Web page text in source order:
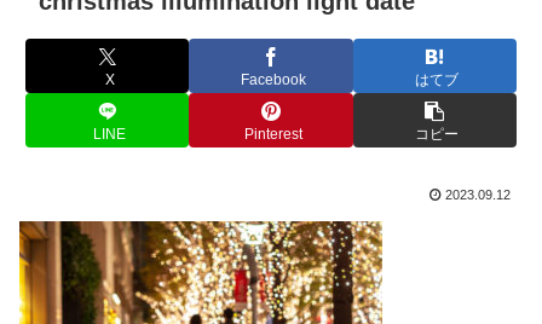
X Facebook はてブ
LINE Pinterest コピー
2023.09.12